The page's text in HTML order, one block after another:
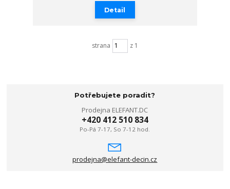
Detail
strana z 1
Potřebujete poradit?
Prodejna ELEFANT.DC
+420 412 510 834
Po-Pá 7-17, So 7-12 hod.
prodejna@elefant-decin.cz